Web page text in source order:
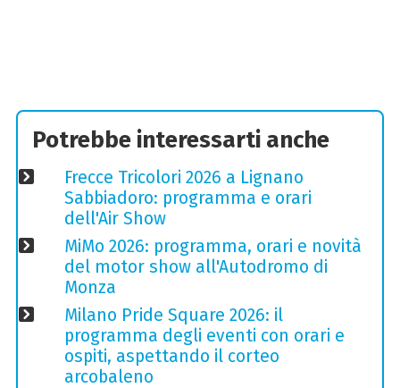
Potrebbe interessarti anche
Frecce Tricolori 2026 a Lignano
Sabbiadoro: programma e orari
dell'Air Show
MiMo 2026: programma, orari e novità
del motor show all'Autodromo di
Monza
Milano Pride Square 2026: il
programma degli eventi con orari e
ospiti, aspettando il corteo
arcobaleno